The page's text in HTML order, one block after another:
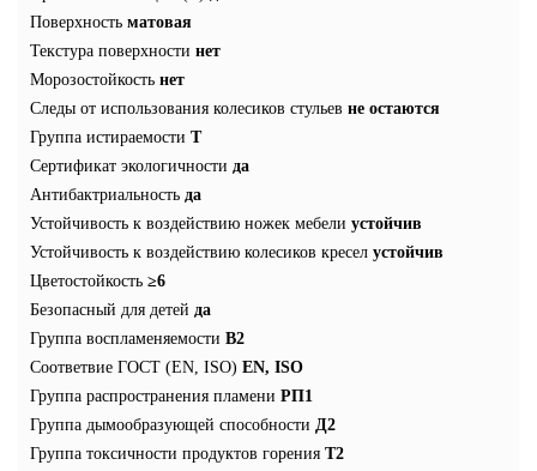
Поверхность матовая
Текстура поверхности нет
Морозостойкость нет
Следы от использования колесиков стульев не остаются
Группа истираемости T
Сертификат экологичности да
Антибактриальность да
Устойчивость к воздействию ножек мебели устойчив
Устойчивость к воздействию колесиков кресел устойчив
Цветостойкость ≥6
Безопасный для детей да
Группа воспламеняемости В2
Соответвие ГОСТ (EN, ISO) EN, ISO
Группа распространения пламени РП1
Группа дымообразующей способности Д2
Группа токсичности продуктов горения Т2